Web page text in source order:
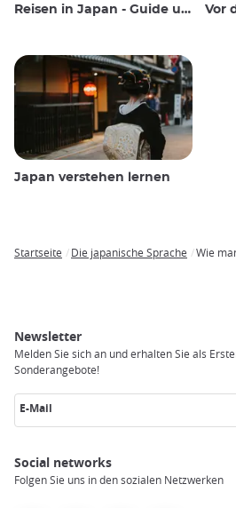
Reisen in Japan - Guide und Wissenswertes Vor
Japan verstehen lernen
Startseite Die japanische Sprache Wie
Newsletter
Melden Sie sich an und erhalten Sie als
Sonderangebote!
E-Mail
Social networks
Folgen Sie uns in den sozialen Netzwerken